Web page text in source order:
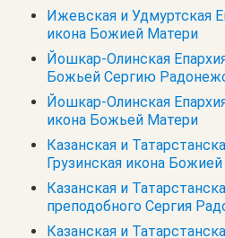
Ижевская и Удмуртская
икона Божией Матери
Йошкар-Олинская
Божьей Сергию
Йошкар-Олинская
икона Божьей Матери
Казанская и
Грузинская икона
Казанская и
преподобного Сергия
Казанская и